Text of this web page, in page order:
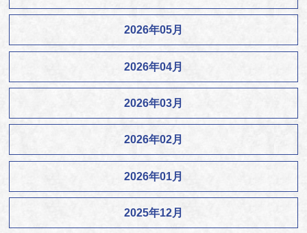
2026年05月
2026年04月
2026年03月
2026年02月
2026年01月
2025年12月